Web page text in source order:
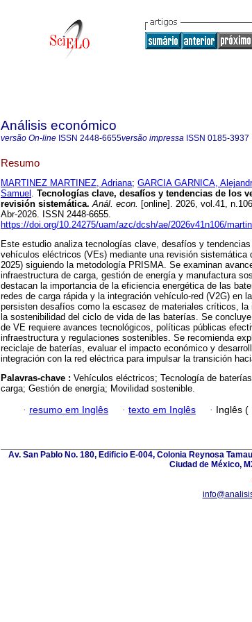
Análisis económico
versão On-line ISSN 2448-6655versão impressa ISSN 0185-3937
Resumo
MARTINEZ MARTINEZ, Adriana; GARCIA GARNICA,
Samuel . Tecnologías clave, desafíos y tendencias de los
revisión sistemática. Anál. econ. [online]. 2026, vol.41,
Abr-2026. ISSN 2448-6655.
https://doi.org/10.24275/uam/azc/dcsh/ae/2026v41n106/
Este estudio analiza tecnologías clave, desafíos y
vehículos eléctricos (VEs) mediante una revisión sistemática
2025) siguiendo la metodología PRISMA. Se examinan
infraestructura de carga, gestión de energía y manufactura
destacan la importancia de la eficiencia energética de las
redes de carga rápida y la integración vehículo-red (V2G) en
persisten desafíos como la escasez de materiales críticos, la
la sostenibilidad del ciclo de vida de las baterías. Se
de VE requiere avances tecnológicos, políticas públicas
infraestructura y regulaciones sostenibles. Se recomienda
reciclaje de baterías, evaluar el impacto económico y
integración con la red eléctrica para impulsar la transición
Palavras-chave : Vehículos eléctricos; Tecnología de
carga; Gestión de energía; Movilidad sostenible.
· resumo em Inglês · texto em Inglês · Inglês (
Av. San Pablo No. 180, Edificio E-004, Colonia Reynosa
Ciudad de México,